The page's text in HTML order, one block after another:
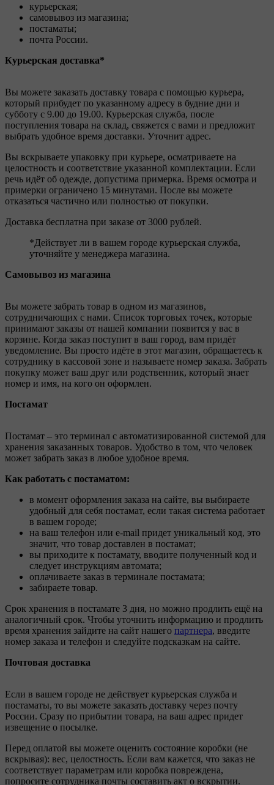
курьерская;
самовывоз из магазина;
постаматы;
почта России.
Курьерская доставка*
Вы можете заказать доставку товара с помощью курьера,
который прибудет по указанному адресу в будние дни и
субботу с 9.00 до 19.00. Курьерская служба, после
поступления товара на склад, свяжется с вами и предложит
выбрать удобное время доставки. Уточнит адрес.
Вы вскрываете упаковку при курьере, осматриваете на
целостность и соответствие указанной комплектации. Если
речь идёт об одежде, допустима примерка. Время осмотра и
примерки ограничено 15 минутами. После вы можете
отказаться частично или полностью от покупки.
Доставка бесплатна при заказе от 3000 рублей.
*Действует ли в вашем городе курьерская служба,
уточняйте у менеджера магазина.
Самовывоз из магазина
Вы можете забрать товар в одном из магазинов,
сотрудничающих с нами. Список торговых точек, которые
принимают заказы от нашей компании появится у вас в
корзине. Когда заказ поступит в ваш город, вам придёт
уведомление. Вы просто идёте в этот магазин, обращаетесь к
сотруднику в кассовой зоне и называете номер заказа. Забрать
покупку может ваш друг или родственник, который знает
номер и имя, на кого он оформлен.
Постамат
Постамат – это терминал с автоматизированной системой для
хранения заказанных товаров. Удобство в том, что человек
может забрать заказ в любое удобное время.
Как работать с постаматом:
в момент оформления заказа на сайте, вы выбираете
удобный для себя постамат, если такая система работает
в вашем городе;
на ваш телефон или e-mail придет уникальный код, это
значит, что товар доставлен в постамат;
вы приходите к постамату, вводите полученный код и
следует инструкциям автомата;
оплачиваете заказ в терминале постамата;
забираете товар.
Срок хранения в постамате 3 дня, но можно продлить ещё на
аналогичный срок. Чтобы уточнить информацию и продлить
время хранения зайдите на сайт нашего партнера, введите
номер заказа и телефон и следуйте подсказкам на сайте.
Почтовая доставка
Если в вашем городе не действует курьерская служба и
постаматы, то вы можете заказать доставку через почту
России. Сразу по прибытии товара, на ваш адрес придет
извещение о посылке.
Перед оплатой вы можете оценить состояние коробки (не
вскрывая): вес, целостность. Если вам кажется, что заказ не
соответствует параметрам или коробка повреждена,
попросите сотрудника почты составить акт о вскрытии.